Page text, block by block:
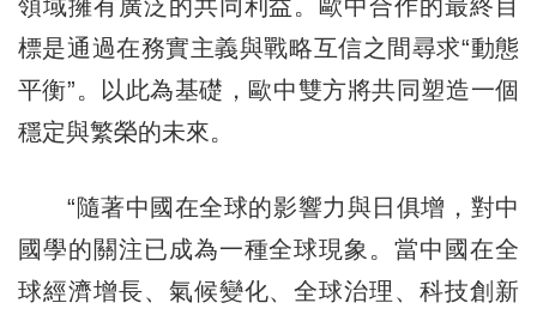
領域擁有廣泛的共同利益。歐中合作的最終目
標是通過在務實主義與戰略互信之間尋求“動態
平衡”。以此為基礎，歐中雙方將共同塑造一個
穩定與繁榮的未來。
“隨著中國在全球的影響力與日俱增，對中
國學的關注已成為一種全球現象。當中國在全
球經濟增長、氣候變化、全球治理、科技創新